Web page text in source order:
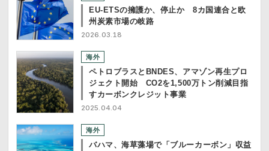
EU-ETSの擁護か、停止か 8カ国連合と欧
州炭素市場の岐路
2026.03.18
海外
ペトロブラスとBNDES、アマゾン再生プロ
ジェクト開始 CO2を1,500万トン削減目指
すカーボンクレジット事業
2025.04.04
海外
バハマ、海草藻場で「ブルーカーボン」収益